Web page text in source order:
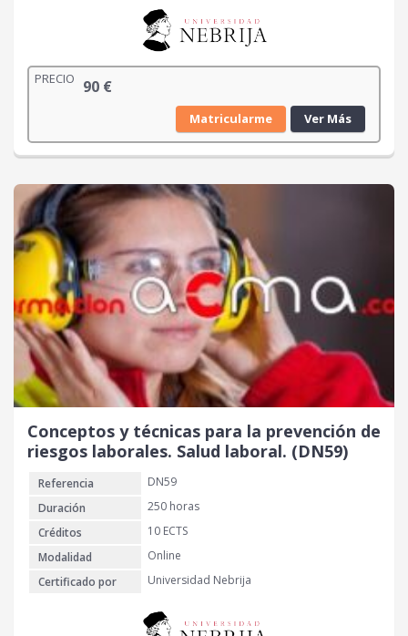
PRECIO 90 €
Matricularme Ver Más
Conceptos y técnicas para la prevención de
riesgos laborales. Salud laboral. (DN59)
Referencia
DN59
Duración
250 horas
Créditos
10 ECTS
Modalidad
Online
Certificado por
Universidad Nebrija